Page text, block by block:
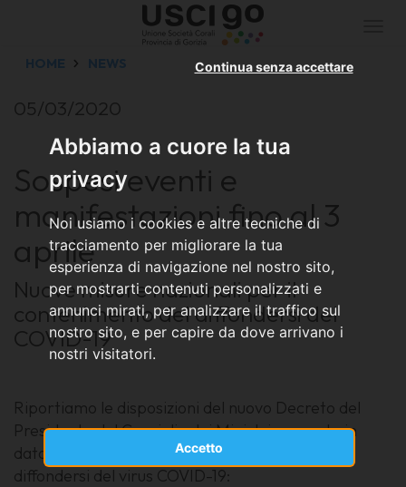
Abbiamo a cuore la tua
privacy
Noi usiamo i cookies e altre tecniche di
tracciamento per migliorare la tua
esperienza di navigazione nel nostro sito,
per mostrarti contenuti personalizzati e
annunci mirati, per analizzare il traffico sul
nostro sito, e per capire da dove arrivano i
nostri visitatori.
Accetto
Continua senza accettare
HOME NEWS
05/03/2020
Sospesi eventi e
manifestazioni fino al 3
aprile
Nuove misure nazionali per il
contenimento del diffondersi del
COVID-19
Riportiamo le disposizioni del nuovo Decreto del
Presidente del Consiglio dei Ministri emanato in
data 4 marzo in materia di contenimento del
diffondersi del virus COVID-19: